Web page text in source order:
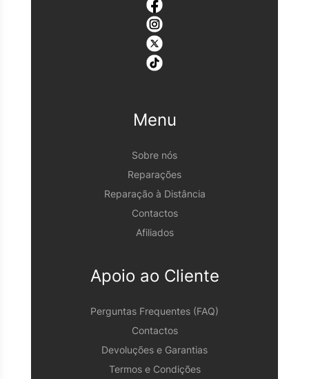
Menu
Sobre nós
Reparações
Reparação à Distância
Contactos
Afiliados
Apoio ao Cliente
Perguntas Frequentes (FAQ)
Contactos
Devoluções e Garantias
Termos e Condições